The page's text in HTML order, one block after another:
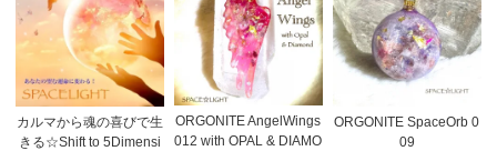
カルマから魂の喜びで生
きる☆Shift to 5Dimensi
ORGONITE AngelWings
012 with OPAL & DIAMO
ORGONITE SpaceOrb 0
09